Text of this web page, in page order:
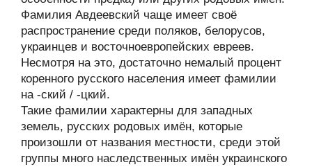
Фамилия Авдеевский чаще имеет своё
распространение среди поляков, белорусов,
украинцев и восточноевропейских евреев.
Несмотря на это, достаточно немалый процент
коренного русского населения имеет фамилии
на -ский / -цкий.
Такие фамилии характерны для западных
земель, русских родовых имён, которые
произошли от названия местности, среди этой
группы много наследственных имён украинского